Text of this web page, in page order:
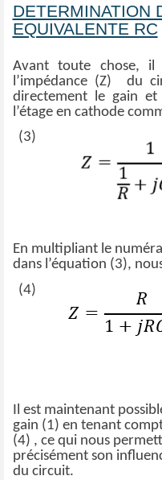
DETERMINATION
EQUIVALENTE RC
Avant toute chose, il
l’impédance (Z) du
directement le gain
l’étage en cathode
(3)
En multipliant le
dans l’équation (3),
(4)
Il est maintenant
gain (1) en tenant
(4) , ce qui nous
précisément son
du circuit.